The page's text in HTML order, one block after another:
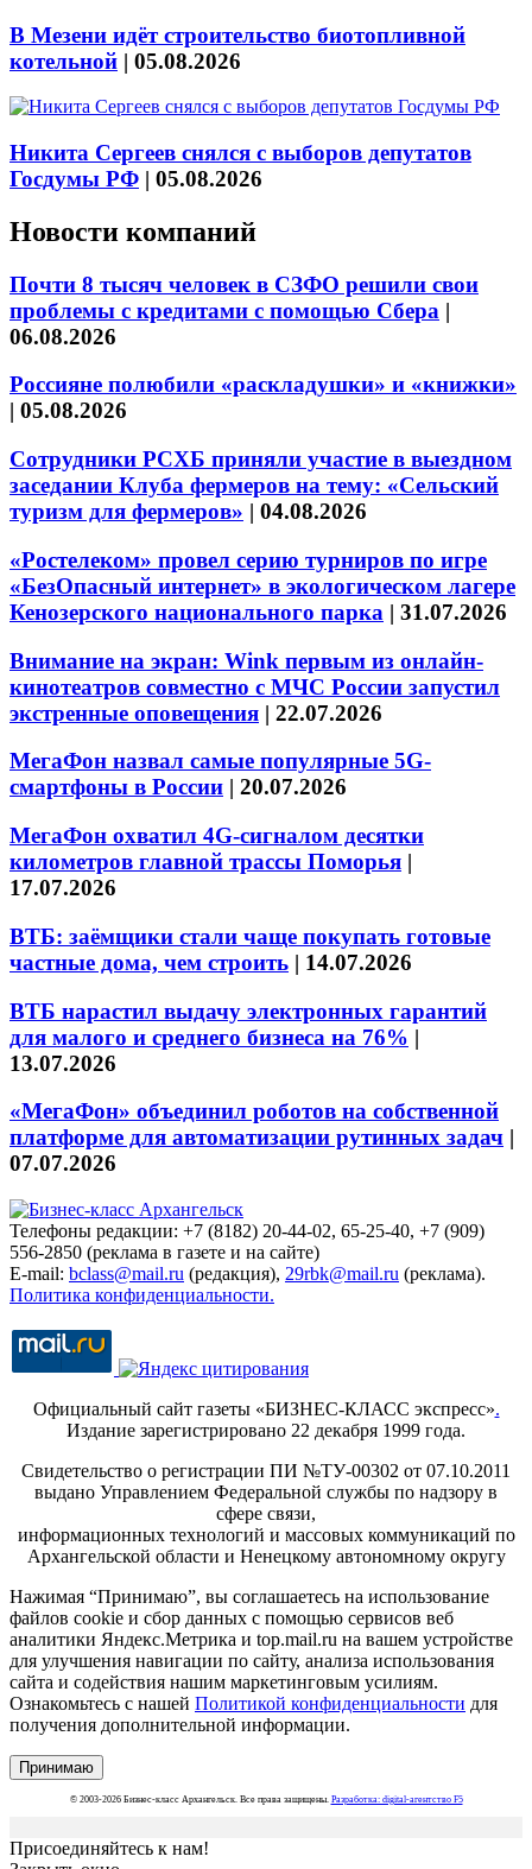
В Мезени идёт строительство биотопливной
котельной | 05.08.2026
Никита Сергеев снялся с выборов депутатов
Госдумы РФ | 05.08.2026
Новости компаний
Почти 8 тысяч человек в СЗФО решили свои
проблемы с кредитами с помощью Сбера |
06.08.2026
Россияне полюбили «раскладушки» и «книжки»
| 05.08.2026
Сотрудники РСХБ приняли участие в выездном
заседании Клуба фермеров на тему: «Сельский
туризм для фермеров» | 04.08.2026
«Ростелеком» провел серию турниров по игре
«БезОпасный интернет» в экологическом лагере
Кенозерского национального парка | 31.07.2026
Внимание на экран: Wink первым из онлайн-
кинотеатров совместно с МЧС России запустил
экстренные оповещения | 22.07.2026
МегаФон назвал самые популярные 5G-
смартфоны в России | 20.07.2026
МегаФон охватил 4G-сигналом десятки
километров главной трассы Поморья |
17.07.2026
ВТБ: заёмщики стали чаще покупать готовые
частные дома, чем строить | 14.07.2026
ВТБ нарастил выдачу электронных гарантий
для малого и среднего бизнеса на 76% |
13.07.2026
«МегаФон» объединил роботов на собственной
платформе для автоматизации рутинных задач |
07.07.2026
Телефоны редакции: +7 (8182) 20-44-02, 65-25-40, +7 (909)
556-2850 (реклама в газете и на сайте)
E-mail: bclass@mail.ru (редакция), 29rbk@mail.ru (реклама).
Политика конфиденциальности.
Официальный сайт газеты «БИЗНЕС-КЛАСС экспресс».
Издание зарегистрировано 22 декабря 1999 года.
Свидетельство о регистрации ПИ №ТУ-00302 от 07.10.2011
выдано Управлением Федеральной службы по надзору в
сфере связи,
информационных технологий и массовых коммуникаций по
Архангельской области и Ненецкому автономному округу
Нажимая “Принимаю”, вы соглашаетесь на использование
файлов cookie и сбор данных с помощью сервисов веб
аналитики Яндекс.Метрика и top.mail.ru на вашем устройстве
для улучшения навигации по сайту, анализа использования
сайта и содействия нашим маркетинговым усилиям.
Ознакомьтесь с нашей Политикой конфиденциальности для
получения дополнительной информации.
Принимаю
© 2003-2026 Бизнес-класс Архангельск. Все права защищены. Разработка: digital-агентство F5
Присоединяйтесь к нам!